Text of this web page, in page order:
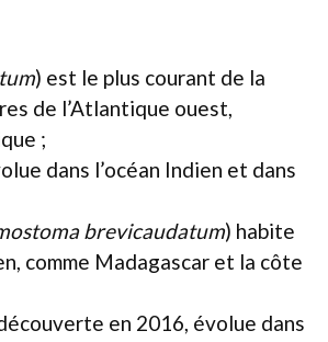
) est le plus courant de la
de l’Atlantique ouest,
;
dans l’océan Indien et dans
brevicaudatum) habite
comme Madagascar et la côte
en 2016, évolue dans